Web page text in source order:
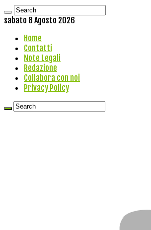
sabato 8 Agosto 2026
Home
Contatti
Note Legali
Redazione
Collabora con noi
Privacy Policy